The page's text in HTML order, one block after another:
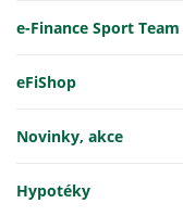
e-Finance Sport Team
eFiShop
Novinky, akce
Hypotéky